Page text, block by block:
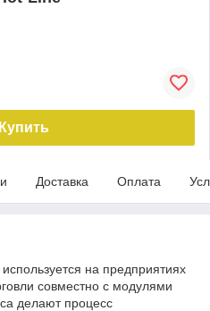
Купить
Доставка Оплата
на предприятиях
совместно с модулями
делают процесс